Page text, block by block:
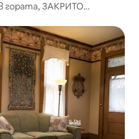
гората, ЗАКРИТО